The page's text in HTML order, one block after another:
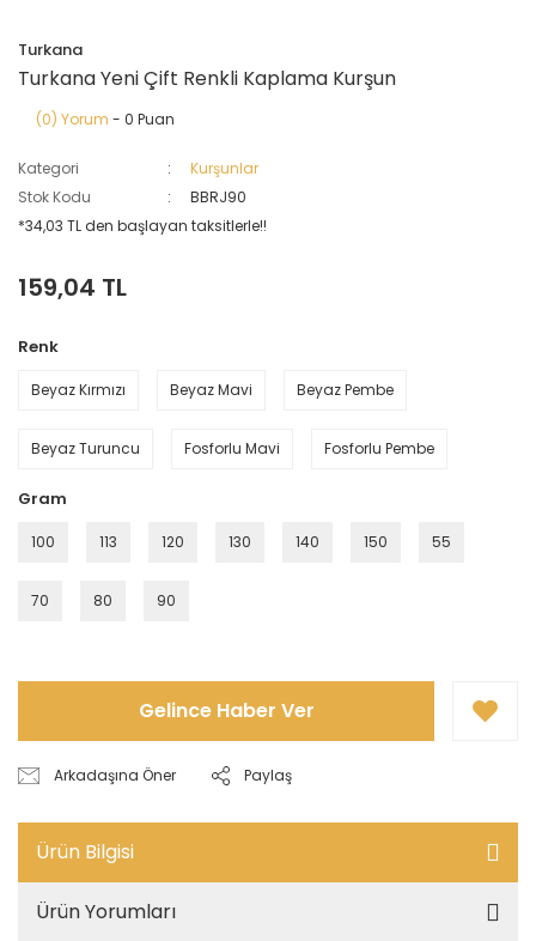
Turkana
Turkana Yeni Çift Renkli Kaplama Kurşun
(0) Yorum - 0 Puan
Kategori
Kurşunlar
Stok Kodu
BBRJ90
*34,03 TL den başlayan taksitlerle!!
159,04 TL
Renk
Beyaz Kırmızı Beyaz Mavi Beyaz Pembe
Beyaz Turuncu Fosforlu Mavi Fosforlu Pembe
Gram
100 113 120 130 140 150 55
70 80 90
Gelince Haber Ver
Arkadaşına Öner Paylaş
Ürün Bilgisi
Ürün Yorumları